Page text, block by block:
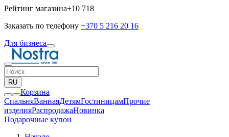
Рейтинг магазина+10 718
Заказать по телефону +370 5 216 20 16
Для бизнеса
RU
Корзина
СпальняВаннаяДетямГостиницамПрочие
изделияPаспродажаНовинка
Подарочные купон